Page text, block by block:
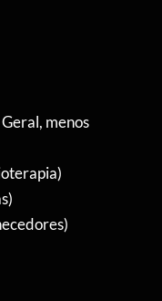
menos